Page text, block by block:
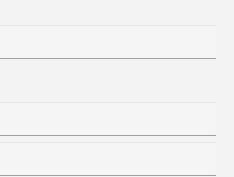
ŠIBENSKO-KNINSKA
SPLITSKO-DALMATINSKA
DUBROVAČKO-